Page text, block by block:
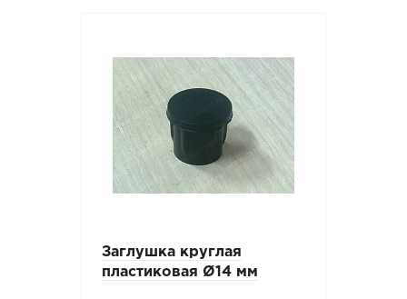
Заглушка круглая
пластиковая Ø14 мм